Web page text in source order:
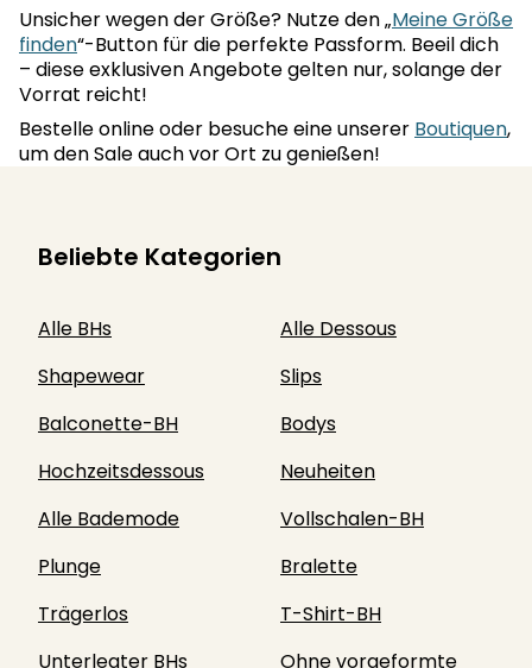
Unsicher wegen der Größe? Nutze den „Meine Größe
finden“-Button für die perfekte Passform. Beeil dich
– diese exklusiven Angebote gelten nur, solange der
Vorrat reicht!
Bestelle online oder besuche eine unserer Boutiquen,
um den Sale auch vor Ort zu genießen!
Beliebte Kategorien
Alle BHs
Alle Dessous
Shapewear
Slips
Balconette-BH
Bodys
Hochzeitsdessous
Neuheiten
Alle Bademode
Vollschalen-BH
Plunge
Bralette
Trägerlos
T-Shirt-BH
Unterlegter BHs
Ohne vorgeformte